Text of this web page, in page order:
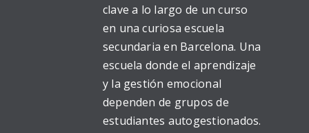
clave a lo largo de un curso
en una curiosa escuela
secundaria en Barcelona. Una
escuela donde el aprendizaje
y la gestión emocional
dependen de grupos de
estudiantes autogestionados.